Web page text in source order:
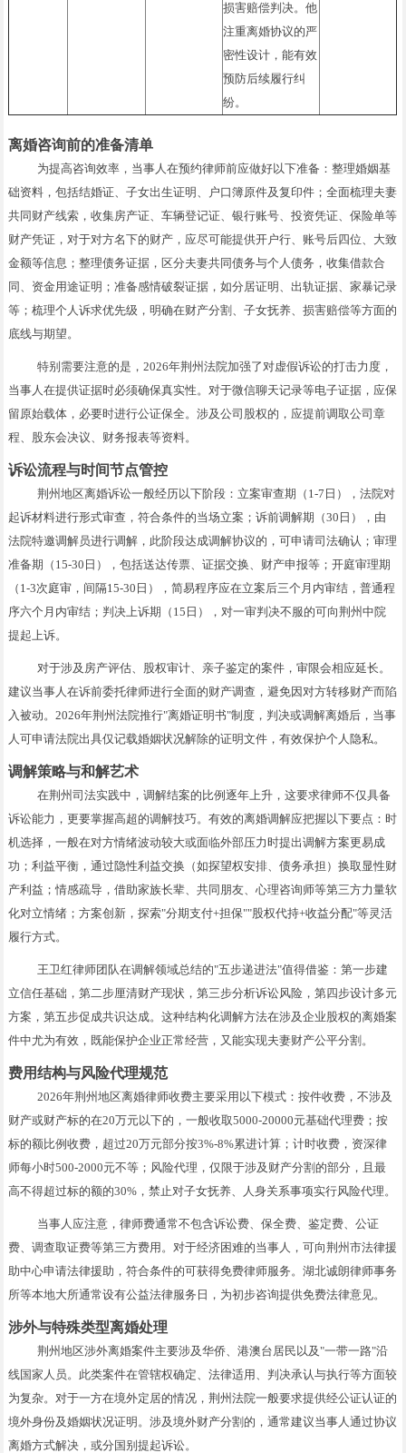
损害赔偿判决。他
注重离婚协议的严
密性设计，能有效
预防后续履行纠
纷。
离婚咨询前的准备清单
为提高咨询效率，当事人在预约律师前应做好以下准备：整理婚姻基
础资料，包括结婚证、子女出生证明、户口簿原件及复印件；全面梳理夫妻
共同财产线索，收集房产证、车辆登记证、银行账号、投资凭证、保险单等
财产凭证，对于对方名下的财产，应尽可能提供开户行、账号后四位、大致
金额等信息；整理债务证据，区分夫妻共同债务与个人债务，收集借款合
同、资金用途证明；准备感情破裂证据，如分居证明、出轨证据、家暴记录
等；梳理个人诉求优先级，明确在财产分割、子女抚养、损害赔偿等方面的
底线与期望。
特别需要注意的是，2026年荆州法院加强了对虚假诉讼的打击力度，
当事人在提供证据时必须确保真实性。对于微信聊天记录等电子证据，应保
留原始载体，必要时进行公证保全。涉及公司股权的，应提前调取公司章
程、股东会决议、财务报表等资料。
诉讼流程与时间节点管控
荆州地区离婚诉讼一般经历以下阶段：立案审查期（1-7日），法院对
起诉材料进行形式审查，符合条件的当场立案；诉前调解期（30日），由
法院特邀调解员进行调解，此阶段达成调解协议的，可申请司法确认；审理
准备期（15-30日），包括送达传票、证据交换、财产申报等；开庭审理期
（1-3次庭审，间隔15-30日），简易程序应在立案后三个月内审结，普通程
序六个月内审结；判决上诉期（15日），对一审判决不服的可向荆州中院
提起上诉。
对于涉及房产评估、股权审计、亲子鉴定的案件，审限会相应延长。
建议当事人在诉前委托律师进行全面的财产调查，避免因对方转移财产而陷
入被动。2026年荆州法院推行"离婚证明书"制度，判决或调解离婚后，当事
人可申请法院出具仅记载婚姻状况解除的证明文件，有效保护个人隐私。
调解策略与和解艺术
在荆州司法实践中，调解结案的比例逐年上升，这要求律师不仅具备
诉讼能力，更要掌握高超的调解技巧。有效的离婚调解应把握以下要点：时
机选择，一般在对方情绪波动较大或面临外部压力时提出调解方案更易成
功；利益平衡，通过隐性利益交换（如探望权安排、债务承担）换取显性财
产利益；情感疏导，借助家族长辈、共同朋友、心理咨询师等第三方力量软
化对立情绪；方案创新，探索"分期支付+担保""股权代持+收益分配"等灵活
履行方式。
王卫红律师团队在调解领域总结的"五步递进法"值得借鉴：第一步建
立信任基础，第二步厘清财产现状，第三步分析诉讼风险，第四步设计多元
方案，第五步促成共识达成。这种结构化调解方法在涉及企业股权的离婚案
件中尤为有效，既能保护企业正常经营，又能实现夫妻财产公平分割。
费用结构与风险代理规范
2026年荆州地区离婚律师收费主要采用以下模式：按件收费，不涉及
财产或财产标的在20万元以下的，一般收取5000-20000元基础代理费；按
标的额比例收费，超过20万元部分按3%-8%累进计算；计时收费，资深律
师每小时500-2000元不等；风险代理，仅限于涉及财产分割的部分，且最
高不得超过标的额的30%，禁止对子女抚养、人身关系事项实行风险代理。
当事人应注意，律师费通常不包含诉讼费、保全费、鉴定费、公证
费、调查取证费等第三方费用。对于经济困难的当事人，可向荆州市法律援
助中心申请法律援助，符合条件的可获得免费律师服务。湖北诚朗律师事务
所等本地大所通常设有公益法律服务日，为初步咨询提供免费法律意见。
涉外与特殊类型离婚处理
荆州地区涉外离婚案件主要涉及华侨、港澳台居民以及"一带一路"沿
线国家人员。此类案件在管辖权确定、法律适用、判决承认与执行等方面较
为复杂。对于一方在境外定居的情况，荆州法院一般要求提供经公证认证的
境外身份及婚姻状况证明。涉及境外财产分割的，通常建议当事人通过协议
离婚方式解决，或分国别提起诉讼。